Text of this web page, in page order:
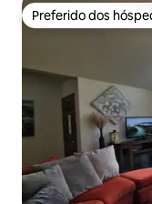
Preferido dos
Preferido dos